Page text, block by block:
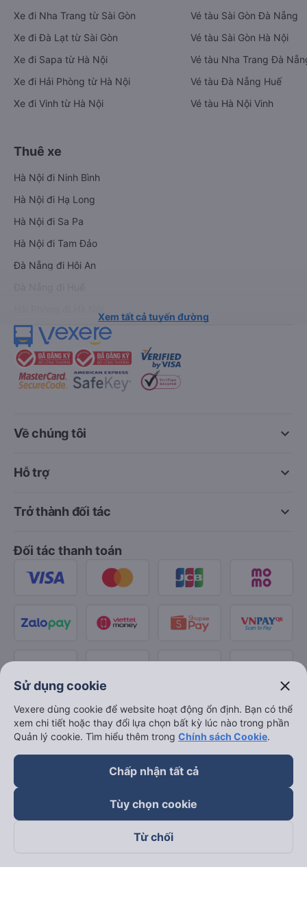
Xe đi Nha Trang từ Sài Gòn
Xe đi Đà Lạt từ Sài Gòn
Xe đi Sapa từ Hà Nội
Xe đi Hải Phòng từ Hà Nội
Xe đi Vinh từ Hà Nội
Vé tàu Sài Gòn Đà Nẵng
Vé tàu Sài Gòn Hà Nội
Vé tàu Nha Trang Đà
Vé tàu Đà Nẵng Huế
Vé tàu Hà Nội Vinh
Thuê xe
Hà Nội đi Ninh Bình
Hà Nội đi Hạ Long
Hà Nội đi Sa Pa
Hà Nội đi Tam Đảo
Đà Nẵng đi Hội An
Xem tất cả tuyến đường
keyboard_arrow_down
Về chúng tôi
keyboard_arrow_down
Hỗ trợ
keyboard_arrow_down
Trở thành đối tác
Đối tác thanh toán
Theo dõi chúng tôi trên
Sử dụng cookie close
Vexere dùng cookie để website hoạt động ổn định. Bạn có thể
xem chi tiết hoặc thay đổi lựa chọn bất kỳ lúc nào trong phần
Quản lý cookie. Tìm hiểu thêm trong Chính sách Cookie.
Chấp nhận tất cả
Tùy chọn cookie
Từ chối